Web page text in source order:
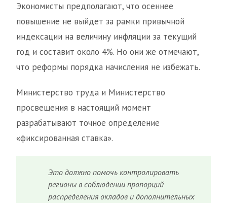
Экономисты предполагают, что осеннее
повышение не выйдет за рамки привычной
индексации на величину инфляции за текущий
год и составит около 4%. Но они же отмечают,
что реформы порядка начисления не избежать.
Министерство труда и Министерство
просвещения в настоящий момент
разрабатывают точное определение
«фиксированная ставка».
Это должно помочь контролировать
регионы в соблюдении пропорций
распределения окладов и дополнительных